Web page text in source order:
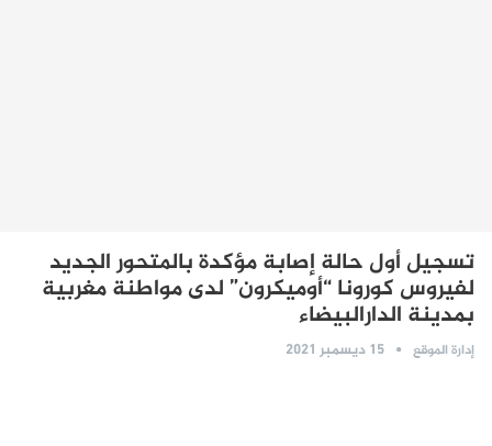
تسجيل أول حالة إصابة مؤكدة بالمتحور الجديد
لفيروس كورونا “أوميكرون” لدى مواطنة مغربية
بمدينة الدارالبيضاء
إدارة الموقع 15 ديسمبر 2021